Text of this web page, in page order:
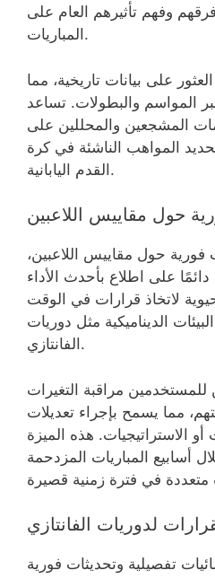
وفهم تأثيرهم العام على
المباريات.
على بيانات تاريخية، مما
المواسم والبطولات. تساعد
المشجعين والمحللين على
المواهب الناشئة في كرة
القدم اليابانية.
حول مقاييس اللاعبين
فورية حول مقاييس اللاعبين،
على اطلاع بأحدث الأداء
لاتخاذ قرارات في الوقت
الديناميكية مثل دوريات
الفانتازي.
للمستخدمين مراقبة التغيرات
مما يسمح بإجراء تعديلات
الاستراتيجيات. هذه الميزة
المباريات المزدحمة
لدوريات الفانتازي
تفصيلية وتحديثات فورية